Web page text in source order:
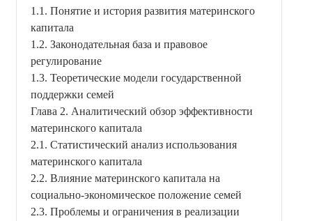
1.1. Понятие и история развития материнского
капитала
1.2. Законодательная база и правовое
регулирование
1.3. Теоретические модели государственной
поддержки семей
Глава 2. Аналитический обзор эффективности
материнского капитала
2.1. Статистический анализ использования
материнского капитала
2.2. Влияние материнского капитала на
социально-экономическое положение семей
2.3. Проблемы и ограничения в реализации